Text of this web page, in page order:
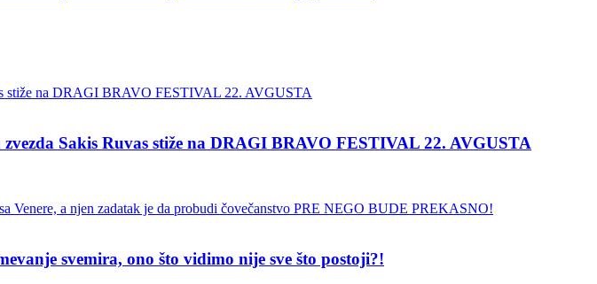
Sakis Ruvas stiže na DRAGI BRAVO FESTIVAL 22. AVGUSTA
svemira, ono što vidimo nije sve što postoji?!